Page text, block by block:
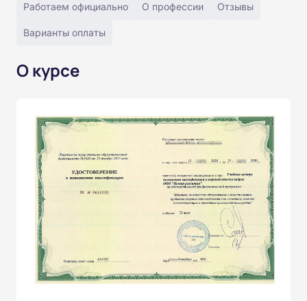
Работаем официально О профессии Отзывы
Варианты оплаты
О курсе